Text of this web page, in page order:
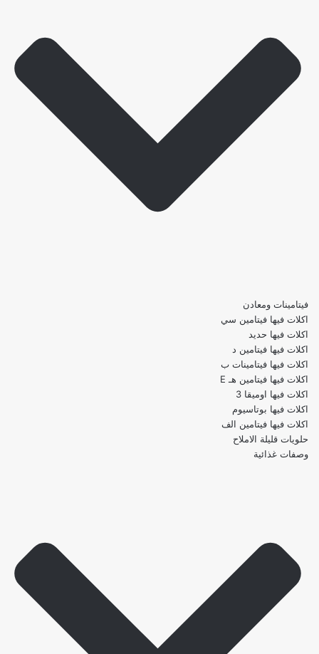
فيتامينات ومعادن
اكلات فيها فيتامين سي
اكلات فيها حديد
اكلات فيها فيتامين د
اكلات فيها فيتامينات ب
اكلات فيها فيتامين هـ E
اكلات فيها اوميقا 3
اكلات فيها بوتاسيوم
اكلات فيها فيتامين الف
حلويات قليلة الاملاح
وصفات غذائية